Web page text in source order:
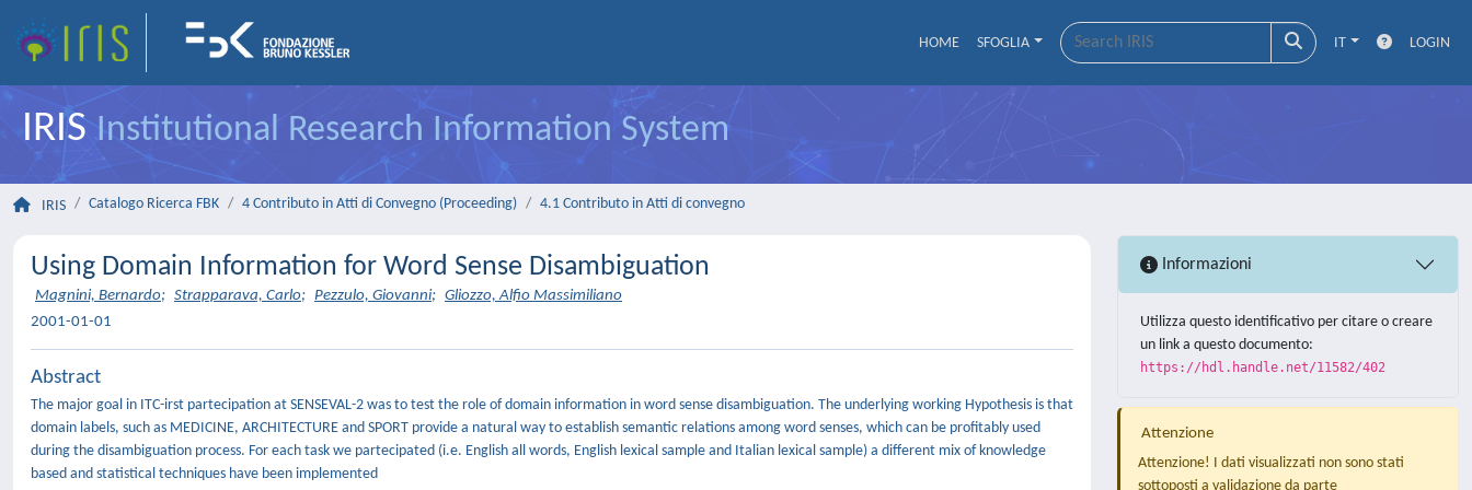
HOME SFOGLIA IT LOGIN
IRISInstitutional Research Information System
IRIS Catalogo Ricerca FBK 4 Contributo in Atti di Convegno (Proceeding) 4.1 Contributo in Atti di convegno
Using Domain Information for Word Sense Disambiguation
Magnini, Bernardo; Strapparava, Carlo; Pezzulo, Giovanni; Gliozzo, Alfio Massimiliano
2001-01-01
Abstract
The major goal in ITC-irst partecipation at SENSEVAL-2 was to test the role of domain information in word sense disambiguation. The underlying working Hypothesis is that
domain labels, such as MEDICINE, ARCHITECTURE and SPORT provide a natural way to establish semantic relations among word senses, which can be profitably used
during the disambiguation process. For each task we partecipated (i.e. English all words, English lexical sample and Italian lexical sample) a different mix of knowledge
based and statistical techniques have been implemented
Informazioni
Utilizza questo identificativo per citare o creare
un link a questo documento:
https://hdl.handle.net/11582/402
Attenzione
Attenzione! I dati visualizzati non sono stati
sottoposti a validazione da parte